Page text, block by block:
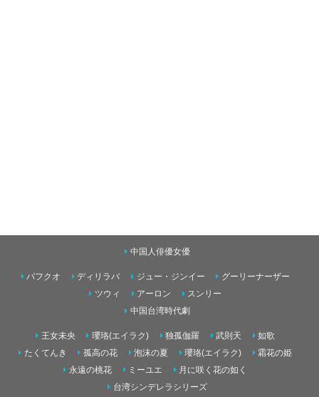
中国人俳優女優
パフクオ ディリラバ ジュー・ジンイー
グーリーナーザー
ツウィ
アーロン
スンリー
中国台湾時代劇
王女未央 瓔珞(エイラク) 独孤伽羅 武則天
如歌
たくてんき
孤高の花 泡沫の夏 瓔珞(エイラク)
霜花の姫
永遠の桃花
ミーユエ
月に咲く花の如く
台湾シンデレラシリーズ